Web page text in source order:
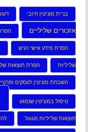
בניית מוניטין חיובי
אזכורים שליליים
הסרת מידע אישי רגיש
שליליות הסרת תוצאות
השבחת מוניטין לעסקים
טיפול במוניטין שנפגע
תוצאות שליליות מגוגל